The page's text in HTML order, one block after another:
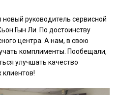
руководитель сервисной
Гын Ли. По достоинству
центра. А нам, в свою
комплименты. Пообещали,
улучшать качество